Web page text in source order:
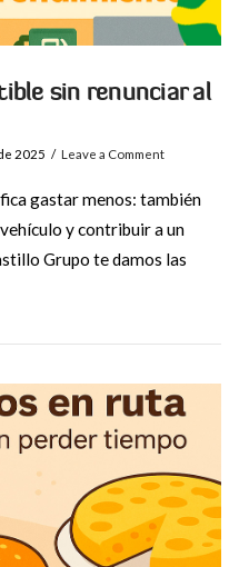
sin renunciar al
2025 Leave a Comment
gastar menos: también
y contribuir a un
Grupo te damos las